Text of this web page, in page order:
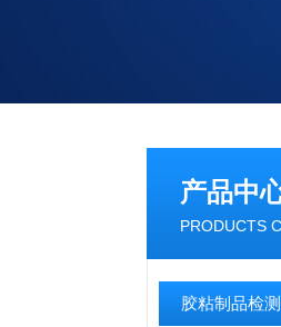
产品中
PRODUCTS
胶粘制品检